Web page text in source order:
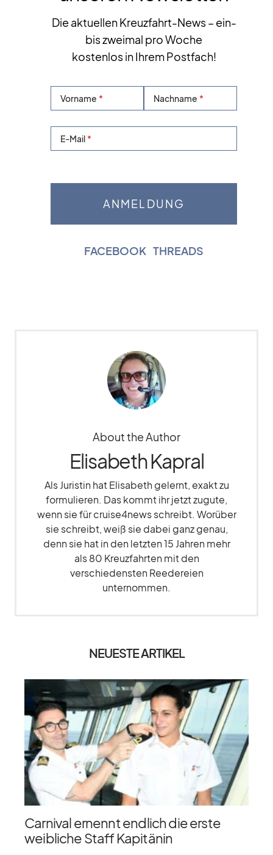
Die aktuellen Kreuzfahrt-News – ein-
bis zweimal pro Woche
kostenlos in Ihrem Postfach!
Vorname Nachname
E-Mail
FACEBOOK THREADS
About the Author
Elisabeth Kapral
Als Juristin hat Elisabeth gelernt, exakt zu
formulieren. Das kommt ihr jetzt zugute,
wenn sie für cruise4news schreibt. Worüber
sie schreibt, weiß sie dabei ganz genau,
denn sie hat in den letzten 15 Jahren mehr
als 80 Kreuzfahrten mit den
verschiedensten Reedereien
unternommen.
NEUESTE ARTIKEL
Carnival ernennt endlich die erste
weibliche Staff Kapitänin